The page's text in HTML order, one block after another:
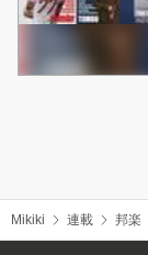
Mikiki 連載 邦楽